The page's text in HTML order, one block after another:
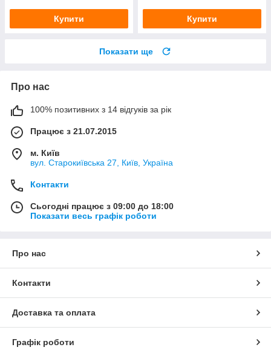
Купити Купити
Показати ще
Про нас
100% позитивних з 14 відгуків за рік
Працює з 21.07.2015
м. Київ
вул. Старокиївська 27, Київ, Україна
Контакти
Сьогодні працює з 09:00 до 18:00
Показати весь графік роботи
Про нас
Контакти
Доставка та оплата
Графік роботи